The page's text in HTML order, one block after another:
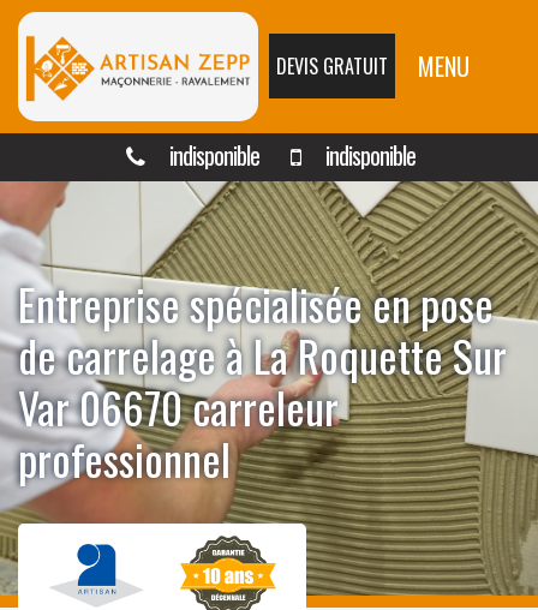
DEVIS GRATUIT MENU
indisponible indisponible
Entreprise spécialisée en pose
de carrelage à La Roquette Sur
Var 06670 carreleur
professionnel